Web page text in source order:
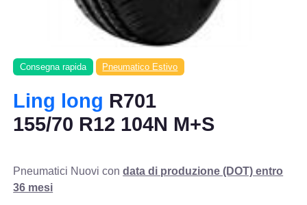
Consegna rapida Pneumatico Estivo
Ling long R701
155/70 R12 104N M+S
Pneumatici Nuovi condata di produzione (DOT) entro
36 mesi